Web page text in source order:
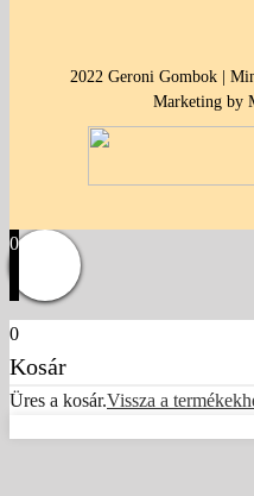
2022 Geroni Gombok |
Marketing by
0
0
Kosár
Üres a kosár.Vissza a